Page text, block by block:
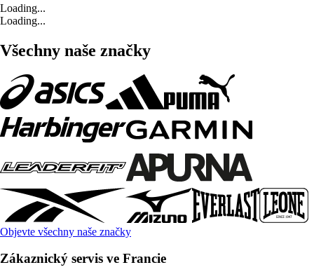
Loading...
Loading...
Všechny naše značky
Objevte všechny naše značky
Zákaznický servis ve Francie